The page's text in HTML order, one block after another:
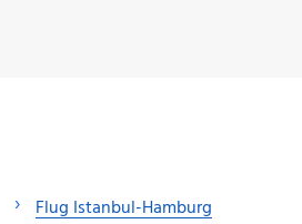
Flug Istanbul-Hamburg